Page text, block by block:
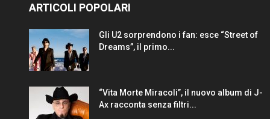
ARTICOLI POPOLARI
Gli U2 sorprendono i fan: esce “Street of
Dreams”, il primo...
“Vita Morte Miracoli”, il nuovo album di J-
Ax racconta senza filtri...